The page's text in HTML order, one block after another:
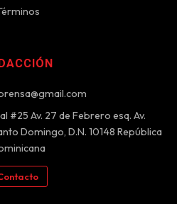
#25 Av. 27 de Febrero esq. Av.
Domingo, D.N. 10148 República